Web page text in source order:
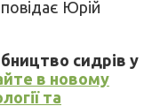
Юрій
сидрів у
в новому
та